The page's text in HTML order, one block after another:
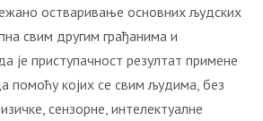
остваривање основних људских
свим другим грађанима и
је приступачност резултат примене
помоћу којих се свим људима, без
сензорне, интелектуалне